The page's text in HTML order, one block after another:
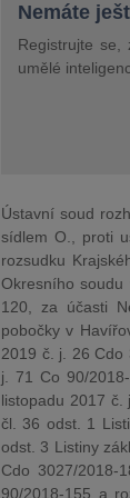
Nemáte
Registrujte se,
umělé
Ústavní soud
sídlem O., proti
rozsudku
Okresního
120, za účasti
pobočky v
2019 č. j. 26 Cdo
j. 71 Co 90/
listopadu 2017 č.
čl. 36 odst. 1
odst. 3 Listiny
Cdo 3027/
90/2018-155 a